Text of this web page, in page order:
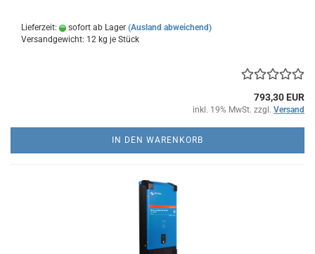
Lieferzeit: sofort ab Lager (Ausland abweichend)
Versandgewicht: 12 kg je Stück
793,30 EUR
inkl. 19% MwSt. zzgl. Versand
IN DEN WARENKORB